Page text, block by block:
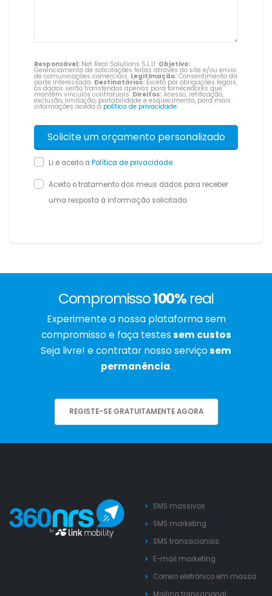
Responsável: Net Real Solutions S.L.U. Objetivo:
Gerenciamento de solicitações feitas através do site e/ou envio
de comunicações comerciais. Legitimação: Consentimento da
parte interessada. Destinatários: Exceto por obrigações legais,
os dados serão transferidos apenas para fornecedores que
mantêm vínculos contratuais. Direitos: Acesso, retificação,
exclusão, limitação, portabilidade e esquecimento, para mais
informações aceda à política de privacidade.
Li e aceito a Política de privacidade
Aceito o tratamento dos meus dados para receber
uma resposta à informação solicitada
Compromisso100% real
Experimente a nossa plataforma sem
compromisso e faça testessem custos
Seja livre! e contratar nosso serviçosem
permanência.
REGISTE-SE GRATUITAMENTE AGORA
SMS massivos
SMS marketing
SMS transacionais
E-mail marketing
Correio eletrónico em massa